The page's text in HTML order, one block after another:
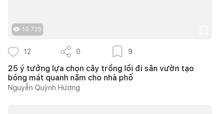
10.725
12 0 9
25 ý tưởng lựa chọn cây trồng lối đi sân vườn tạo
bóng mát quanh năm cho nhà phố
Nguyễn Quỳnh Hương